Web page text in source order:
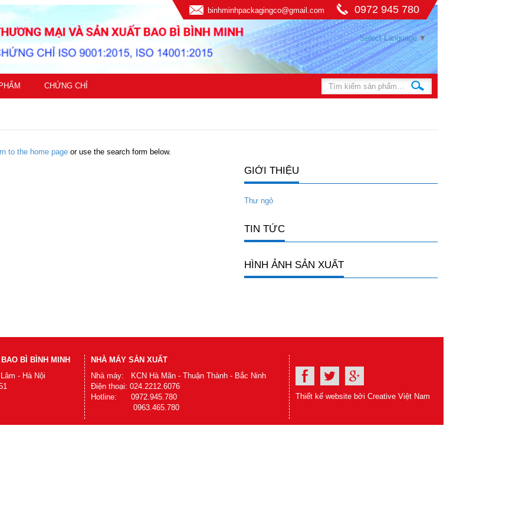
binhminhpackagingco@gmail.com 0972 945 780
Select Language ▼
CHỨNG CHỈ
to the home page or use the search form below.
GIỚI THIỆU
Thư ngỏ
TIN TỨC
HÌNH ẢNH SẢN XUẤT
BÌ BÌNH MINH
- Hà Nội
NHÀ MÁY SẢN XUẤT
Nhà máy: KCN Hà Mãn - Thuận Thành - Bắc Ninh
Điện thoại: 024.2212.6076
Hotline: 0972.945.780
0963.465.780
Thiết kế website bởi Creative Việt Nam